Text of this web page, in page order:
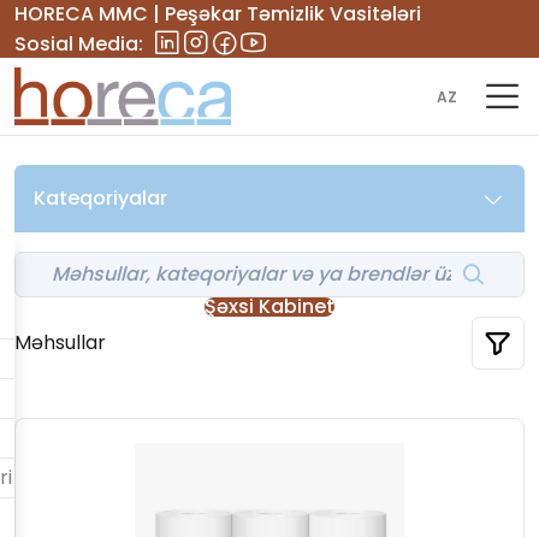
HORECA MMC | Peşəkar Təmizlik Vasitələri
Sosial Media:
AZ
Kateqoriyalar
Şəxsi Kabinet
Məhsullar